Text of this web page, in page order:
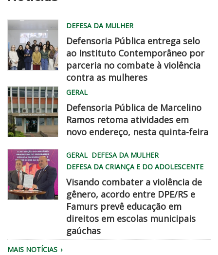
MG
0732
DEFESA DA MULHER
Defensoria Pública entrega selo
ao Instituto Contemporâneo por
parceria no combate à violência
contra as mulheres
WhatsApp
Image
2026
08
06
22
GERAL
Defensoria Pública de Marcelino
Ramos retoma atividades em
novo endereço, nesta quinta-feira
chegadisso
GERAL DEFESA DA MULHER
DEFESA DA CRIANÇA E DO ADOLESCENTE
Visando combater a violência de
gênero, acordo entre DPE/RS e
Famurs prevê educação em
direitos em escolas municipais
gaúchas
MAIS NOTÍCIAS